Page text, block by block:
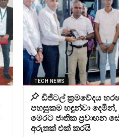
TECH NEWS
ඩිජිටල් ක්‍රමවේදය
පහසුකම හඳුන්වා දෙමින්,
මෙරට ජාතික ප්‍රවාහන
අරුතක් එක් කරයි